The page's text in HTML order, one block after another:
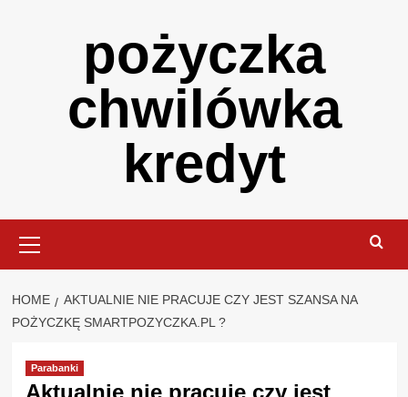
pożyczka
chwilówka
kredyt
Menu
HOME
AKTUALNIE NIE PRACUJE CZY JEST SZANSA NA
POŻYCZKĘ SMARTPOZYCZKA.PL ?
Parabanki
Aktualnie nie pracuje czy jest